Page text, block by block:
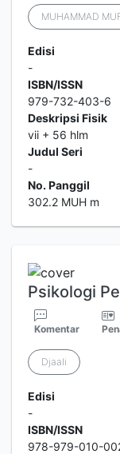
MUHAMMAD
Edisi
-
ISBN/ISSN
979-732-403-6
Deskripsi Fisik
vii + 56 hlm
Judul Seri
-
No. Panggil
302.2 MUH m
Psikologi
Komentar
Djaali
Edisi
-
ISBN/ISSN
978-979-010-